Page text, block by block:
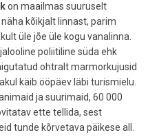
on maailmas suuruselt
kõikjalt linnast, parim
üle jõe üle kogu vanalinna.
poliitiline süda ehk
ohtralt marmorkujusid
käib ööpäev läbi turismielu.
ja suurimaid, 60 000
ette tellida, sest
tunde kõrvetava päikese all.